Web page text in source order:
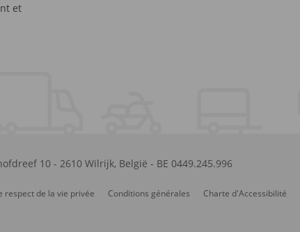
et
10- 2610 Wilrijk, België - BE 0449.245.996
respect de la vie privée Conditions générales Charte d'Accessibilité